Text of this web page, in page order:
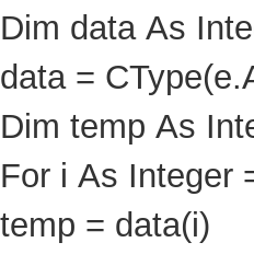
Dim data As
data =
Dim temp As
For i As Integer
temp = data(i)